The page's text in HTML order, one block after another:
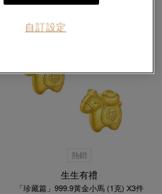
熱銷
生生有禮
「珍藏篇」999.9黃金小馬 (1克) X3件
自訂設定